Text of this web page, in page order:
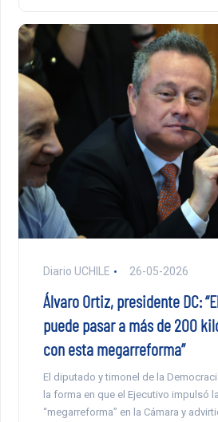
Diario UCHILE 26-05-2026
Álvaro Ortiz, presidente DC:
puede pasar a más de 200
con esta megarreforma”
El diputado y timonel de la
la forma en que el Ejecutivo impulsó
“megarreforma” en la Cámara y